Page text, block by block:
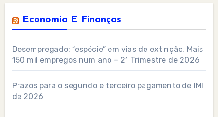
Economia E Finanças
Desempregado: “espécie” em vias de extinção. Mais
150 mil empregos num ano – 2º Trimestre de 2026
Prazos para o segundo e terceiro pagamento de IMI
de 2026